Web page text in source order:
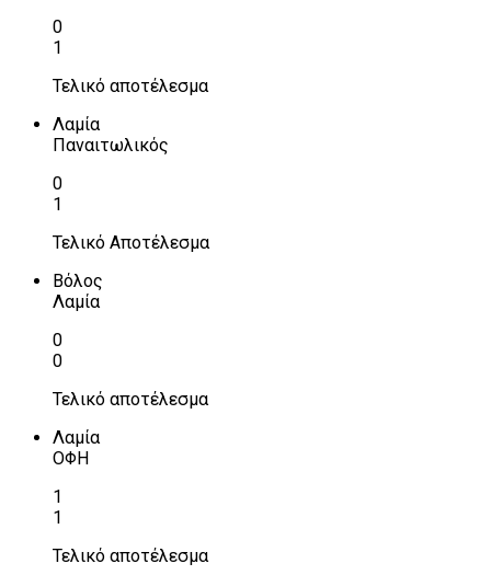
0
1
Τελικό αποτέλεσμα
Λαμία
Παναιτωλικός
0
1
Τελικό Αποτέλεσμα
Βόλος
Λαμία
0
0
Τελικό αποτέλεσμα
Λαμία
ΟΦΗ
1
1
Τελικό αποτέλεσμα